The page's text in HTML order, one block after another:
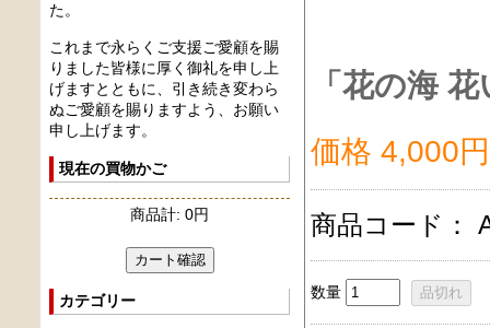
た。
これまで永らくご支援ご愛顧を賜
りました皆様に厚く御礼を申し上
げますとともに、引き続き変わら
ぬご愛顧を賜りますよう、お願い
申し上げます。
現在の買物かご
商品計: 0円
カテゴリー
「花の海
価格 4,000円
商品コード：
数量